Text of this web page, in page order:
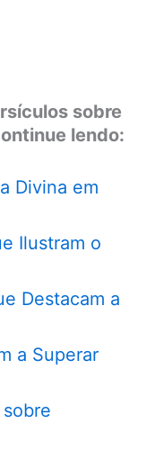
sobre
lendo:
Divina em
Ilustram o
Destacam a
a Superar